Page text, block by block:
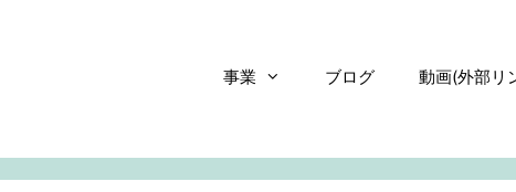
事業 ブログ 動画(外部リ